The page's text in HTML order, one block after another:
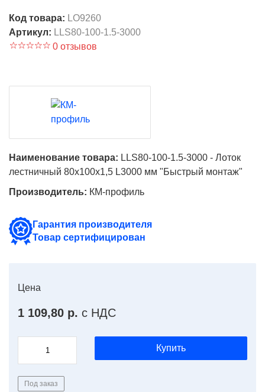
Код товара: LO9260
Артикул: LLS80-100-1.5-3000
0 отзывов
Наименование товара: LLS80-100-1.5-3000 - Лоток
лестничный 80х100х1,5 L3000 мм "Быстрый монтаж"
Производитель: КМ-профиль
Гарантия производителя
Товар сертифицирован
Цена
1 109,80 р. с НДС
Купить
Под заказ